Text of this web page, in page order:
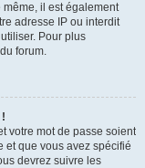
même, il est également
adresse IP ou interdit
Pour plus
forum.
votre mot de passe soient
et que vous avez spécifié
devrez suivre les